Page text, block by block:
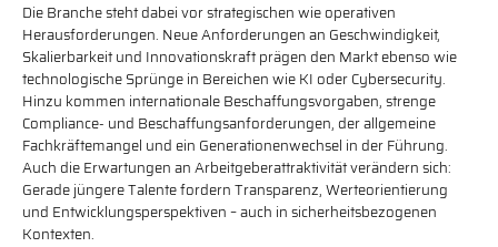
Die Branche steht dabei vor strategischen wie operativen
Herausforderungen. Neue Anforderungen an Geschwindigkeit,
Skalierbarkeit und Innovationskraft prägen den Markt ebenso wie
technologische Sprünge in Bereichen wie KI oder Cybersecurity.
Hinzu kommen internationale Beschaffungsvorgaben, strenge
Compliance- und Beschaffungsanforderungen, der allgemeine
Fachkräftemangel und ein Generationenwechsel in der Führung.
Auch die Erwartungen an Arbeitgeberattraktivität verändern sich:
Gerade jüngere Talente fordern Transparenz, Werteorientierung
und Entwicklungsperspektiven – auch in sicherheitsbezogenen
Kontexten.